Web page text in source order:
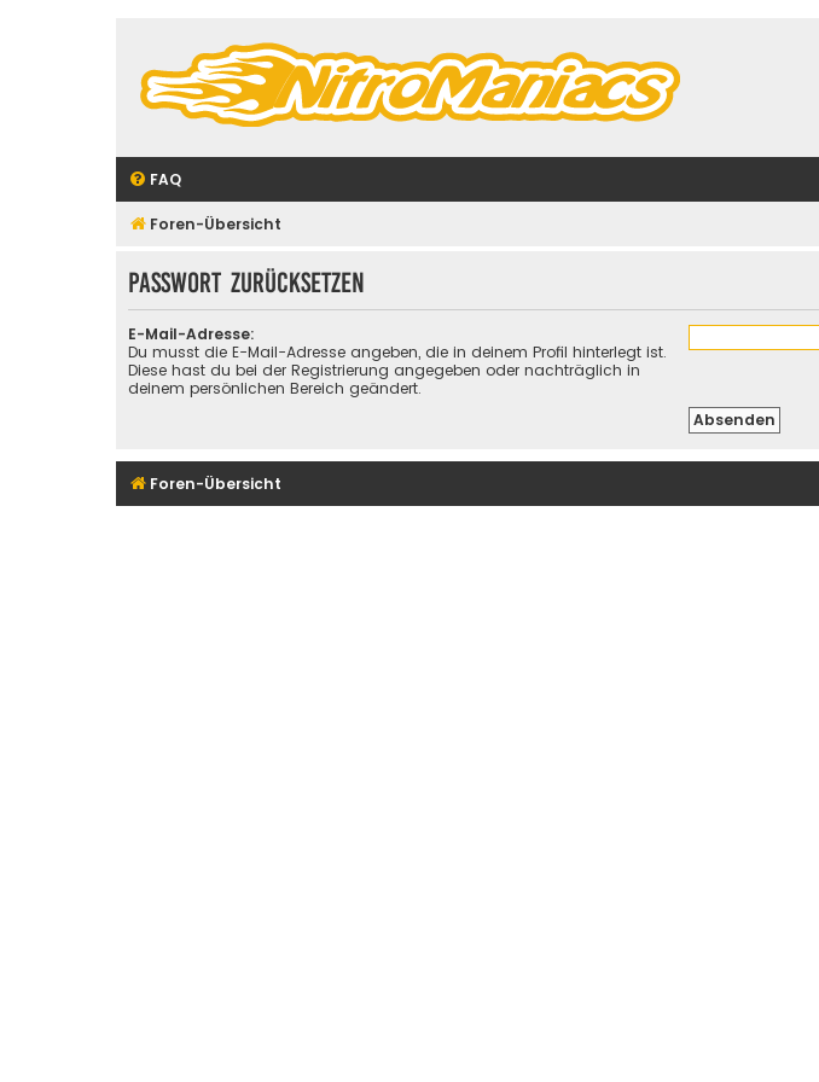
FAQ
Foren-Übersicht
Passwort zurücksetzen
E-Mail-Adresse:
Du musst die E-Mail-Adresse angeben, die in deinem Profil hinterlegt ist.
Diese hast du bei der Registrierung angegeben oder nachträglich in
deinem persönlichen Bereich geändert.
Foren-Übersicht